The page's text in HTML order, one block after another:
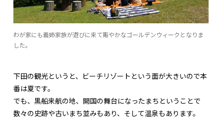
わが家にも義姉家族が遊びに来て賑やかなゴールデンウィークとなりま
した。
下田の観光というと、ビーチリゾートという面が大きいので本
番は夏です。
でも、黒船来航の地、開国の舞台になったまちということで
数々の史跡や古いまち並みもあり、そして温泉もあります。